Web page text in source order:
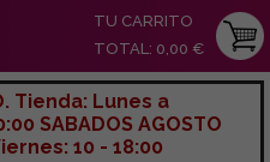
TU CARRITO
TOTAL: 0,00 €
Tienda: Lunes a
SABADOS AGOSTO
10 - 18:00